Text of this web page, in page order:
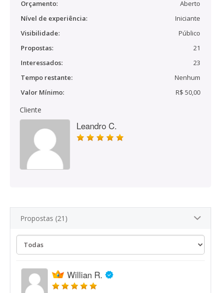
Orçamento:
Aberto
Nível de experiência:
Iniciante
Visibilidade:
Público
Propostas:
21
Interessados:
23
Tempo restante:
Nenhum
Valor Mínimo:
R$ 50,00
Cliente
Leandro C.
Propostas (21)
Willian R.